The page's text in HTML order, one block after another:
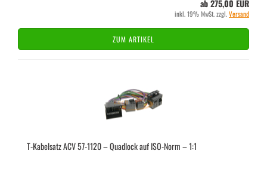
ab 275,00 EUR
inkl. 19% MwSt. zzgl.Versand
ZUM ARTIKEL
T-​Ka­bel­satz ACV 57-​1120 – Quad­lock auf ISO-​Norm – 1:1